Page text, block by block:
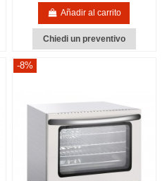
Añadir al carrito
Chiedi un preventivo
-8%